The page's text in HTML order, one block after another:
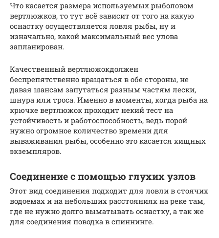
Что касается размера используемых рыболовом
вертлюжков, то тут всё зависит от того на какую
оснастку осуществляется ловля рыбы, ну и
изначально, какой максимальный вес улова
запланирован.
Качественный вертлюжокдолжен
беспрепятственно вращаться в обе стороны, не
давая шансам запутаться разным частям лески,
шнура или троса. Именно в моменты, когда рыба на
крючке вертлюжок проходит некий тест на
устойчивость и работоспособность, ведь порой
нужно огромное количество времени для
вываживания рыбы, особенно это касается хищных
экземпляров.
Соединение с помощью глухих узлов
Этот вид соединения подходит для ловли в стоячих
водоемах и на небольших расстояниях на реке там,
где не нужно долго выматывать оснастку, а так же
для соединения поводка в спиннинге.